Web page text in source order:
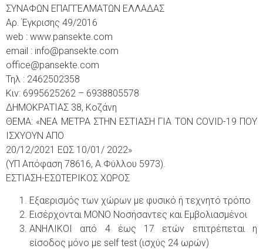
ΣΥΝΑΦΩΝ ΕΠΑΓΓΕΛΜΑΤΩΝ ΕΛΛΑΔΑΣ
Αρ. Έγκρισης 49/2016
web : www.pansekte.com
email : info@pansekte.com
office@pansekte.com
Τηλ : 2462502358
Κιν: 6995625262 – 6938805578
ΔΗΜΟΚΡΑΤΙΑΣ 38, Κοζάνη
ΘΕΜΑ: «NEA ΜΕΤΡΑ ΣΤΗΝ ΕΣΤΙΑΣΗ ΓΙΑ ΤΟΝ COVID-19 ΠΟΥ
ΙΣΧΥΟΥΝ ΑΠΟ
20/12/2021 ΕΩΣ 10/01/ 2022»
(ΥΠ Απόφαση 78616, Α.Φύλλου 5973).
ΕΣΤΙΑΣΗ-ΕΣΩΤΕΡΙΚΟΣ ΧΩΡΟΣ
Εξαερισμός των χώρων με φυσικό ή τεχνητό τρόπο
Εισέρχονται ΜΟΝΟ Νοσήσαντες και Εμβολιασμένοι
ΑΝΗΛΙΚΟΙ από 4 έως 17 ετών επιτρέπεται η
είσοδος μόνο με self test (ισχύς 24 ωρών)